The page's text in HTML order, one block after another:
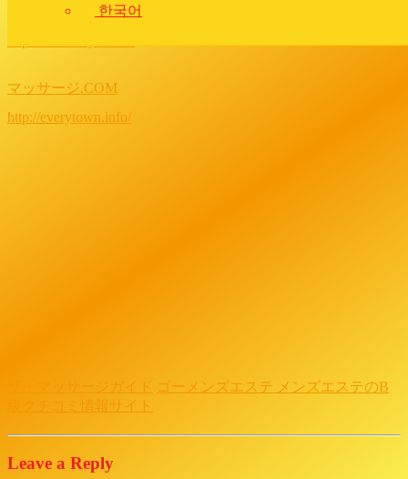
한국어
http://www.ekiten.jp/charge/advtop/
マッサージ.COM
http://everytown.info/
ザ・マッサージガイド
ゴーメンズエステ メンズエステのB
級クチコミ情報サイト
Leave a Reply